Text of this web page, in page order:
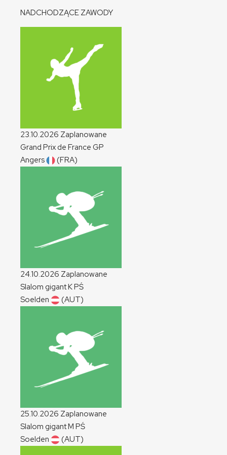
NADCHODZĄCE ZAWODY
23.10.2026 Zaplanowane
Grand Prix de France GP
Angers
(FRA)
24.10.2026 Zaplanowane
Slalom gigantKPŚ
Soelden
(AUT)
25.10.2026 Zaplanowane
Slalom gigantM PŚ
Soelden
(AUT)